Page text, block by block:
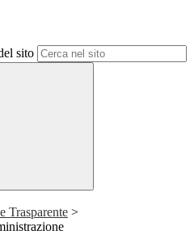
sito
Trasparente >